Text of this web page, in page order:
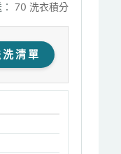
70 洗衣積分
清單